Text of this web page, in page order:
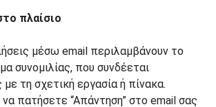
πλαίσιο
μέσω email περιλαμβάνουν το
συνομιλίας, που συνδέεται
τη σχετική εργασία ή πίνακα.
πατήσετε “Απάντηση” στο email σας